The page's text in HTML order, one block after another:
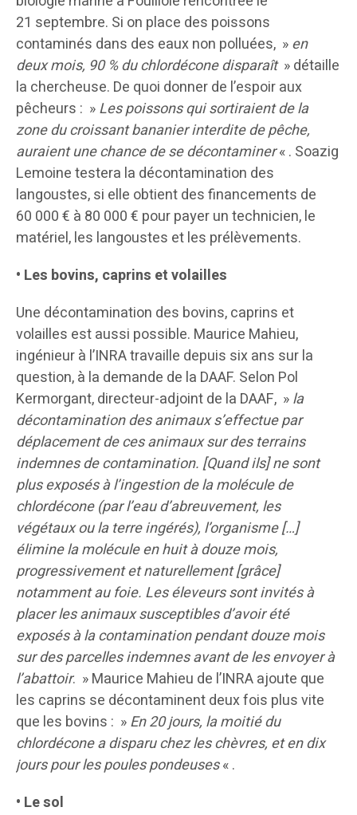
21 septembre. Si on place des poissons
contaminés dans des eaux non polluées, »en
deux mois, 90 % du chlordécone disparaît» détaille
la chercheuse. De quoi donner de l’espoir aux
pêcheurs : »Les poissons qui sortiraient de la
zone du croissant bananier interdite de pêche,
auraient une chance de se décontaminer« . Soazig
Lemoine testera la décontamination des
langoustes, si elle obtient des financements de
60 000 € à 80 000 € pour payer un technicien, le
matériel, les langoustes et les prélèvements.
• Les bovins, caprins et volailles
Une décontamination des bovins, caprins et
volailles est aussi possible. Maurice Mahieu,
ingénieur à l’INRA travaille depuis six ans sur la
question, à la demande de la DAAF. Selon Pol
Kermorgant, directeur-adjoint de la DAAF, »la
décontamination des animaux s’effectue par
déplacement de ces animaux sur des terrains
indemnes de contamination. [Quand ils] ne sont
plus exposés à l’ingestion de la molécule de
chlordécone (par l’eau d’abreuvement, les
végétaux ou la terre ingérés), l’organisme […]
élimine la molécule en huit à douze mois,
progressivement et naturellement [grâce]
notamment au foie. Les éleveurs sont invités à
placer les animaux susceptibles d’avoir été
exposés à la contamination pendant douze mois
sur des parcelles indemnes avant de les envoyer à
l’abattoir. » Maurice Mahieu de l’INRA ajoute que
les caprins se décontaminent deux fois plus vite
que les bovins : »En 20 jours, la moitié du
chlordécone a disparu chez les chèvres, et en dix
jours pour les poules pondeuses« .
• Le sol